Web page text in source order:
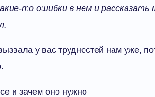
то ошибки в нем и рассказать
у вас трудностей нам уже,
и зачем оно нужно